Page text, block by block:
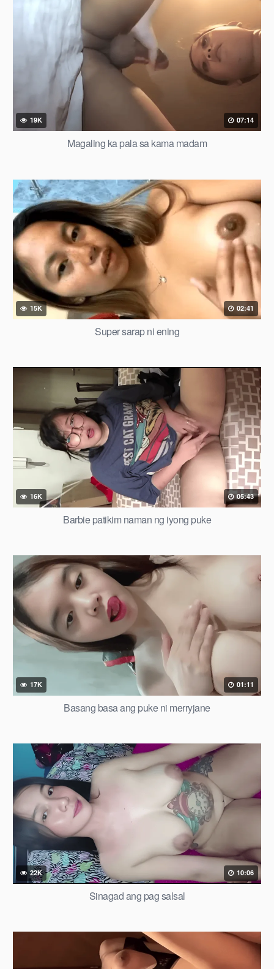
19K 07:14
Magaling ka pala sa kama madam
15K 02:41
Super sarap ni ening
16K 05:43
Barbie patikim naman ng iyong puke
17K 01:11
Basang basa ang puke ni merryjane
22K 10:06
Sinagad ang pag salsal